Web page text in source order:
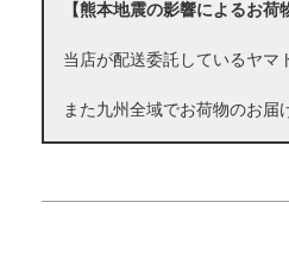
【熊本地震の影響によるお荷
当店が配送委託しているヤマ
また九州全域でお荷物のお届